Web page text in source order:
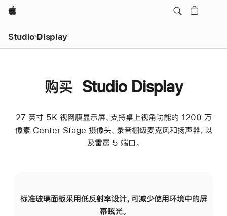
Apple
Studio Display
购买 Studio Display
27 英寸 5K 视网膜显示屏、支持桌上视角功能的 1200 万
像素 Center Stage 摄像头、录音棚级麦克风和扬声器，以
及雷雳 5 端口。
标准玻璃面板采用低反射率设计，可减少使用环境中的屏
幕眩光。